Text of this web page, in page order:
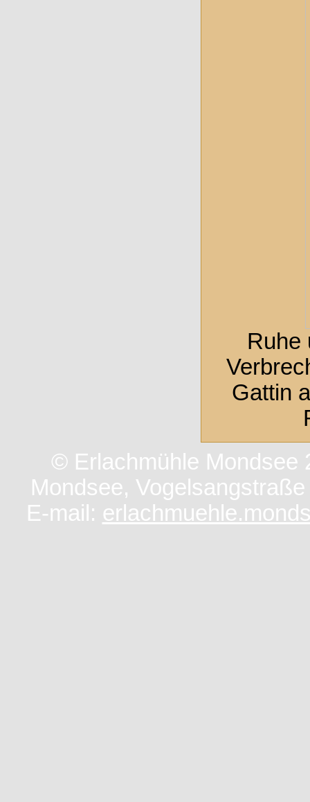
Ruhe
Gattin
© Erlachmühle Mondsee
Mondsee,
E-mail: